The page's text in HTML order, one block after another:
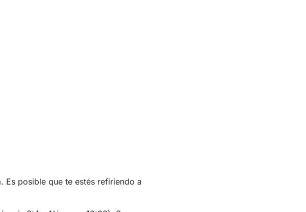
Es posible que te estés refiriendo a